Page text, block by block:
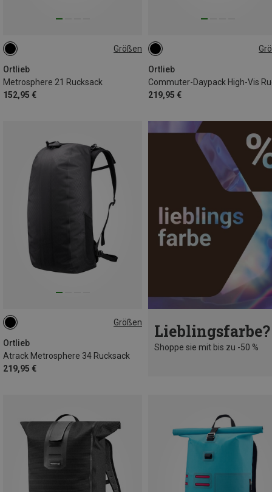
Größen
Ortlieb
Metrosphere 21 Rucksack
152,95 €
21L
Ortlieb
219,95 €
21L
Größen
Ortlieb
Atrack Metrosphere 34 Rucksack
219,95 €
34L Lieblingsfarbe?
Shoppe sie mit bis zu -50 %